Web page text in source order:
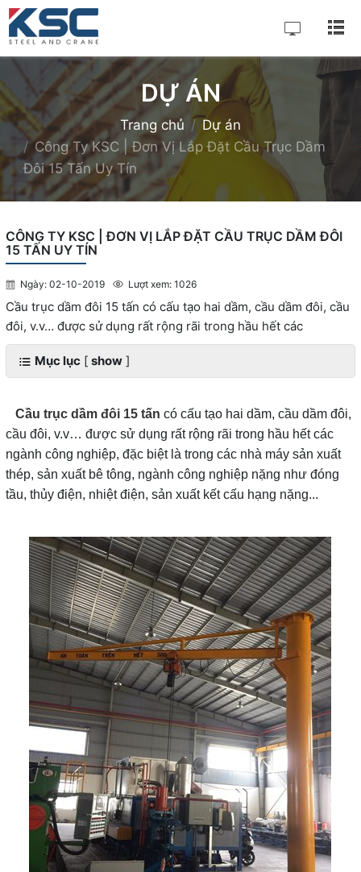
DỰ ÁN
Trang chủ
Dự án
Công Ty KSC | Đơn Vị Lắp Đặt Cầu Trục Dầm
Đôi 15 Tấn Uy Tín
CÔNG TY KSC | ĐƠN VỊ LẮP ĐẶT CẦU TRỤC DẦM ĐÔI
15 TẤN UY TÍN
Ngày: 02-10-2019 Lượt xem: 1026
Cầu trục dầm đôi 15 tấn có cấu tạo hai dầm, cầu dầm đôi, cầu
đôi, v.v… được sử dụng rất rộng rãi trong hầu hết các
Mục lục[ show]
Cầu trục dầm đôi 15 tấn có cấu tạo hai dầm, cầu dầm đôi,
cầu đôi, v.v… được sử dụng rất rộng rãi trong hầu hết các
ngành công nghiệp, đặc biệt là trong các nhà máy sản xuất
thép, sản xuất bê tông, ngành công nghiệp nặng như đóng
tầu, thủy điện, nhiệt điện, sản xuất kết cấu hạng nặng...